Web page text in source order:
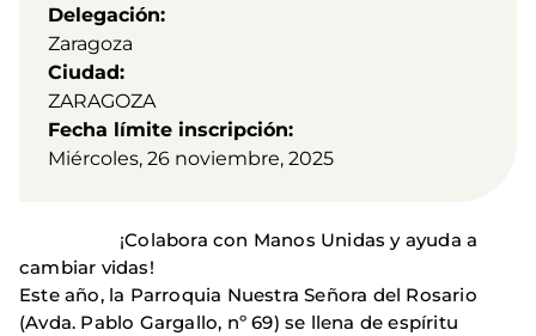
Delegación
Zaragoza
Ciudad
ZARAGOZA
Fecha límite inscripción
Miércoles, 26 noviembre, 2025
¡Colabora con Manos Unidas y ayuda a
cambiar vidas!
Este año, la Parroquia Nuestra Señora del Rosario
(Avda. Pablo Gargallo, nº 69) se llena de espíritu